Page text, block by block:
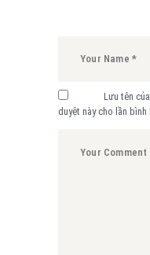
Lưu tên
duyệt này cho lần